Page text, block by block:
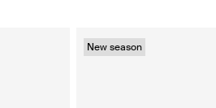
New season